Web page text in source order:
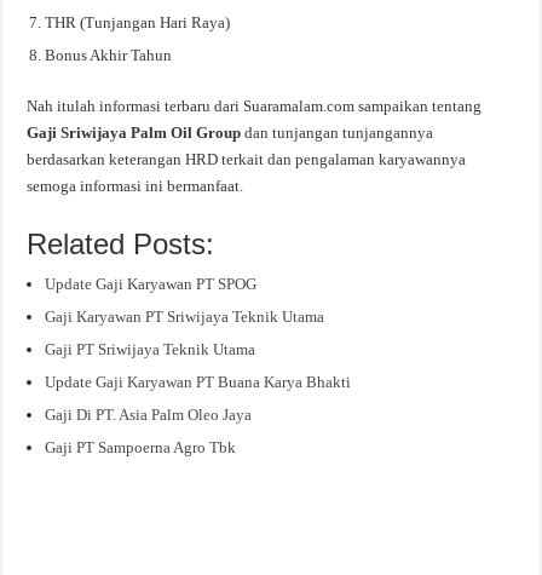
THR (Tunjangan Hari Raya)
Bonus Akhir Tahun
Nah itulah informasi terbaru dari Suaramalam.com sampaikan tentang
Gaji Sriwijaya Palm Oil Groupdan tunjangan tunjangannya
berdasarkan keterangan HRD terkait dan pengalaman karyawannya
semoga informasi ini bermanfaat.
Related Posts:
Update Gaji Karyawan PT SPOG
Gaji Karyawan PT Sriwijaya Teknik Utama
Gaji PT Sriwijaya Teknik Utama
Update Gaji Karyawan PT Buana Karya Bhakti
Gaji Di PT. Asia Palm Oleo Jaya
Gaji PT Sampoerna Agro Tbk